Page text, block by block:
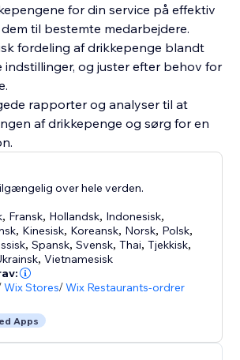
for din service på effektiv
til bestemte medarbejdere.
fordeling af drikkepenge blandt
indstillinger, og juster efter behov for
rapporter og analyser til at
af drikkepenge og sørg for en
over hele verden.
, Fransk, Hollandsk, Indonesisk,
, Kinesisk, Koreansk, Norsk, Polsk,
,Spansk,Svensk,Thai,Tjekkisk,
,Vietnamesisk
Wix Stores/Wix Restaurants-ordrer
Apps